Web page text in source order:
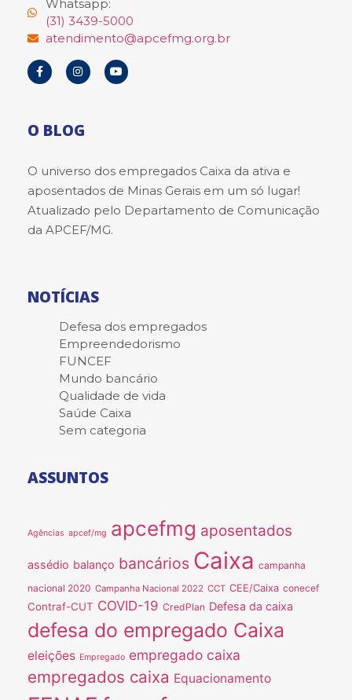
Whatsapp:
(31) 3439-5000
atendimento@apcefmg.org.br
O BLOG
O universo dos empregados Caixa da ativa e
aposentados de Minas Gerais em um só lugar!
Atualizado pelo Departamento de Comunicação
da APCEF/MG.
NOTÍCIAS
Defesa dos empregados
Empreendedorismo
FUNCEF
Mundo bancário
Qualidade de vida
Saúde Caixa
Sem categoria
ASSUNTOS
Agências apcef/mg apcefmg aposentados
assédio balanço bancários Caixa campanha
nacional 2020 Campanha Nacional 2022 CCT CEE/Caixa conecef
Contraf-CUT COVID-19 CredPlan Defesa da caixa
defesa do empregado Caixa
eleições Empregado empregado caixa
empregados caixa Equacionamento